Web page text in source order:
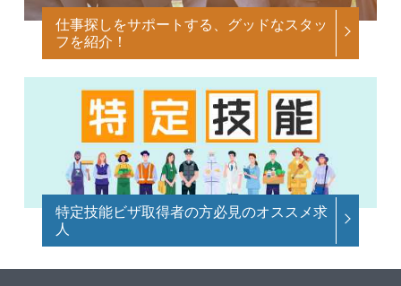
仕事探しをサポートする、グッドなスタッ
フを紹介！
特定技能ビザ取得者の方必見のオススメ求
人